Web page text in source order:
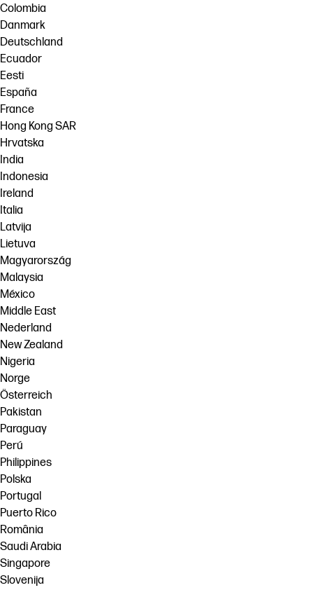
Colombia
Danmark
Deutschland
Ecuador
Eesti
España
France
Hong Kong SAR
Hrvatska
India
Indonesia
Ireland
Italia
Latvija
Lietuva
Magyarország
Malaysia
México
Middle East
Nederland
New Zealand
Nigeria
Norge
Österreich
Pakistan
Paraguay
Perú
Philippines
Polska
Portugal
Puerto Rico
România
Saudi Arabia
Singapore
Slovenija